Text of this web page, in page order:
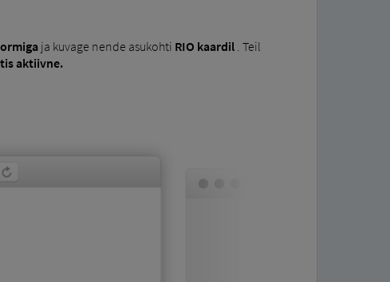
ja kuvage nende asukohti RIO kaardil. Teil
aktiivne.